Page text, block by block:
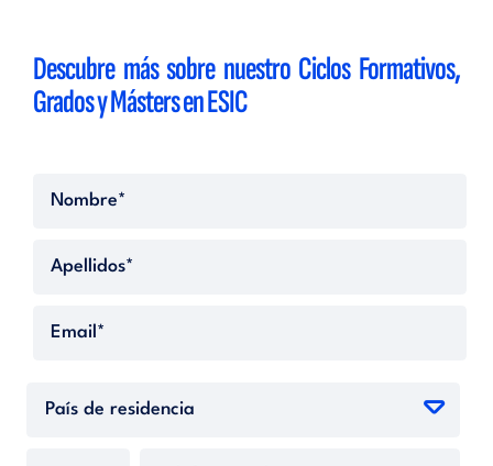
Descubre más sobre nuestro Ciclos Formativos,
Grados y Másters en ESIC